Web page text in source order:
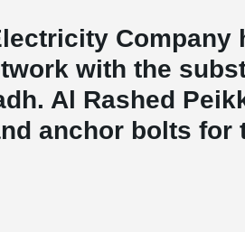
Company
with the
Al Rashed
anchor bolts for